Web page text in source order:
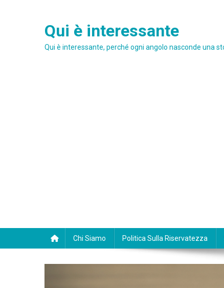
Qui è interessante
Qui è interessante, perché ogni angolo nasconde una
Chi Siamo Politica Sulla Riservatezza